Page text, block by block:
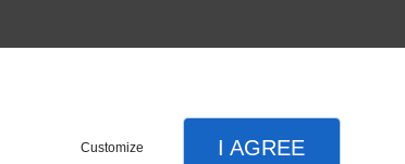
Customize I AGREE